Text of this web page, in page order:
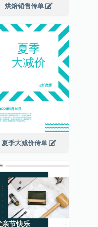
烘焙销售传单
夏季大减价传单